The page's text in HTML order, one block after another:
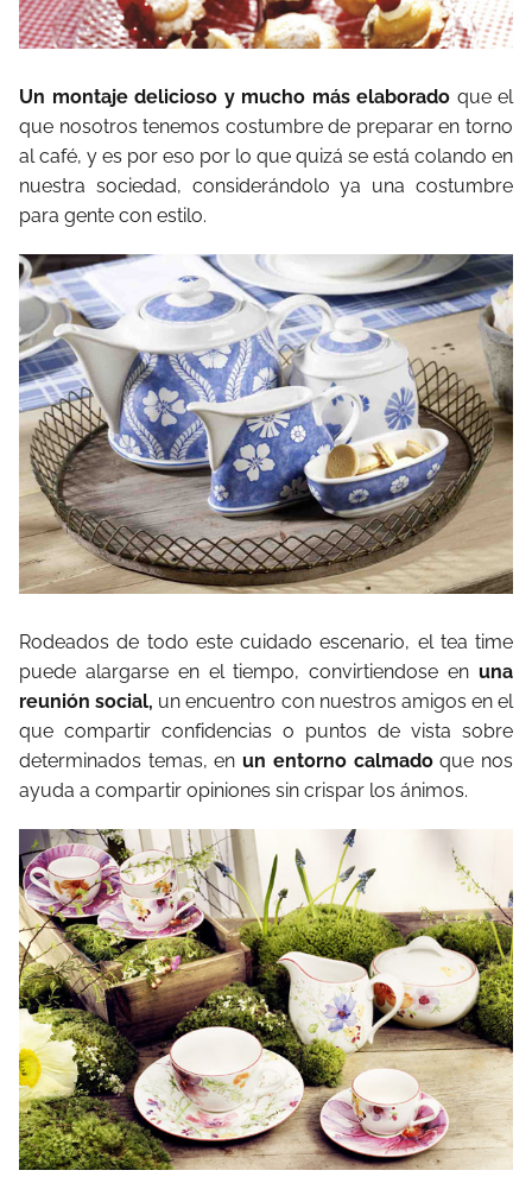
Un montaje delicioso y mucho más elaborado que el
que nosotros tenemos costumbre de preparar en torno
al café, y es por eso por lo que quizá se está colando en
nuestra sociedad, considerándolo ya una costumbre
para gente con estilo.
Rodeados de todo este cuidado escenario, el tea time
puede alargarse en el tiempo, convirtiendose en una
reunión social, un encuentro con nuestros amigos en el
que compartir confidencias o puntos de vista sobre
determinados temas, enun entorno calmadoque nos
ayuda a compartir opiniones sin crispar los ánimos.